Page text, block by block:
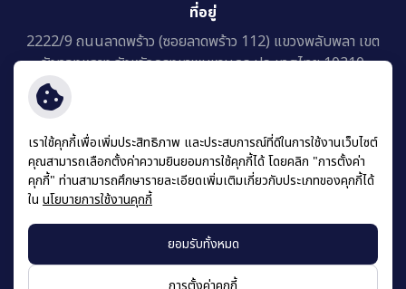
ที่อยู่
2222/9 ถนนลาดพร้าว (ซอยลาดพร้าว 112) แขวงพลับพลา เขต
วังทองหลางจังหวัดกรุงเทพมหานคร ประเทศไทย 10310
© สงวนลิขสิทธิ์ พ.ศ. 2569 บริษัท มิลเลนเนียม กรุ๊ป คอร์ปอเรชั่น (เอเชีย) จำกัด
ข้อกำหนดและเงื่อนไข
นโยบายคุกกี้
แผนผังเว็บไซต์
เราใช้คุกกี้เพื่อเพิ่มประสิทธิภาพ และประสบการณ์ที่ดีในการใช้งานเว็บไซต์
คุณสามารถเลือกตั้งค่าความยินยอมการใช้คุกกี้ได้ โดยคลิก "การตั้งค่า
คุกกี้" ท่านสามารถศึกษารายละเอียดเพิ่มเติมเกี่ยวกับประเภทของคุกกี้ได้
ใน นโยบายการใช้งานคุกกี้
ยอมรับทั้งหมด